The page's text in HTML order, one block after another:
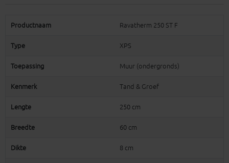
Productnaam Ravatherm 250 ST F
Type XPS
Toepassing Muur (ondergronds)
Kenmerk Tand & Groef
Lengte 250 cm
Breedte 60 cm
Dikte 8 cm